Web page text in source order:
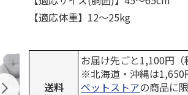
【適応体重】12～25kg
送料
お届け先ごと1,100円（
※北海道・沖縄は1,650
ペットストアの商品に